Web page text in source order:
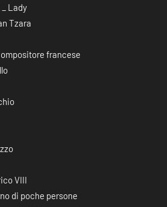
Lady
Tzara
francese
VIII
di poche persone